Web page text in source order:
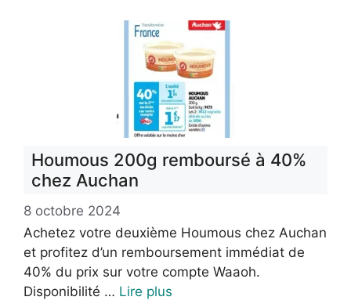
Houmous 200g remboursé à 40%
chez Auchan
8 octobre 2024
Achetez votre deuxième Houmous chez Auchan
et profitez d’un remboursement immédiat de
40% du prix sur votre compte Waaoh.
Disponibilité … Lire plus